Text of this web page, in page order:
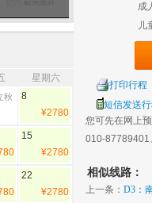
星期六
秋
8
¥2780
15
¥2780
22
¥2780
成
儿
打印行程
短信发送
您可先在网上
010-
相似线路：
上一条： D3：